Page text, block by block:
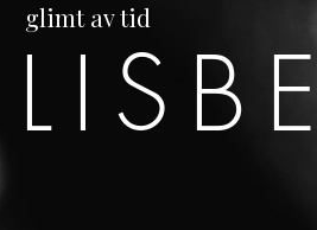
glimt av tid